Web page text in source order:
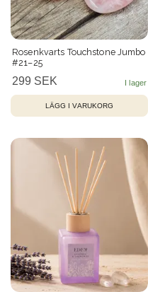
Rosenkvarts Touchstone Jumbo
#21–25
299 SEK
LÄGG I VARUKORG